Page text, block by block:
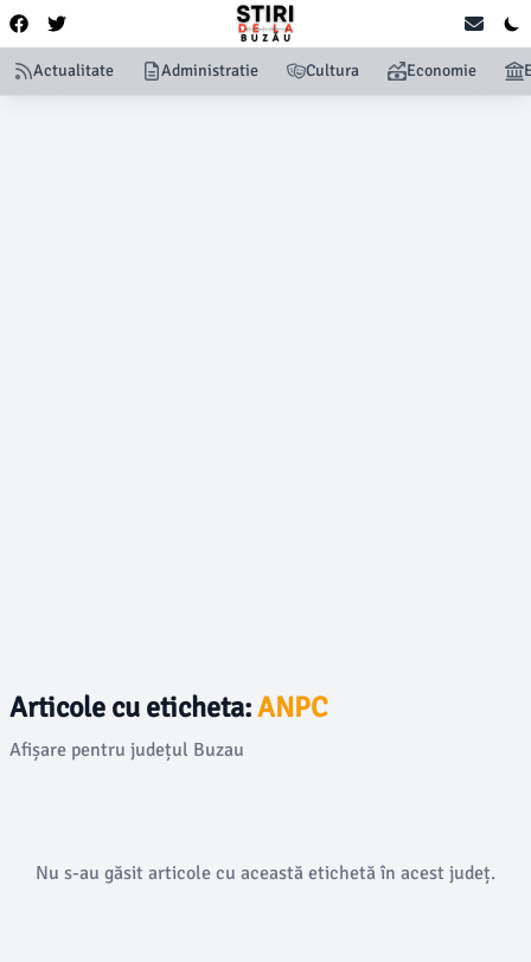
Actualitate Administratie Cultura Economie
Articole cu eticheta:ANPC
Afișare pentru județul Buzau
Nu s-au găsit articole cu această etichetă în acest județ.